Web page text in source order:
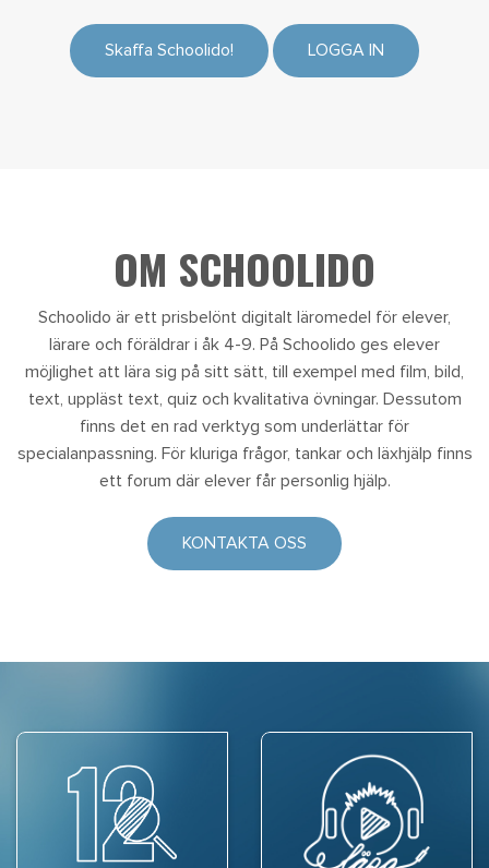
Skaffa Schoolido! LOGGA IN
OM SCHOOLIDO
Schoolido är ett prisbelönt digitalt läromedel för elever,
lärare och föräldrar i åk 4-9. På Schoolido ges elever
möjlighet att lära sig på sitt sätt, till exempel med film, bild,
text, uppläst text, quiz och kvalitativa övningar. Dessutom
finns det en rad verktyg som underlättar för
specialanpassning. För kluriga frågor, tankar och läxhjälp finns
ett forum där elever får personlig hjälp.
KONTAKTA OSS